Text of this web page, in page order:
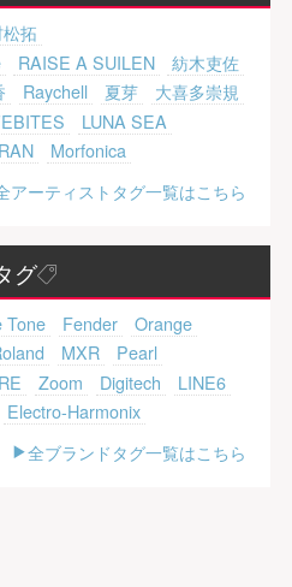
拓
RAISE A SUILEN
紡木吏佐
Raychell 夏芽
大喜多崇規
LUNA SEA
Morfonica
アーティストタグ一覧はこちら
グ
Tone Fender
Orange
MXR
Pearl
Zoom Digitech
LINE6
Electro-Harmonix
全ブランドタグ一覧はこちら